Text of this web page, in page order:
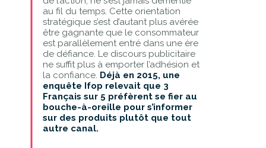
au fil du temps. Cette orientation
stratégique s’est d’autant plus avérée
être gagnante que le consommateur
est parallèlement entré dans une ère
de défiance. Le discours publicitaire
ne suffit plus à emporter l’adhésion et
la confiance. Déjà en 2015, une
enquête Ifop relevait que 3
Français sur 5 préfèrent se fier au
bouche-à-oreille pour s’informer
sur des produits plutôt que tout
autre canal.